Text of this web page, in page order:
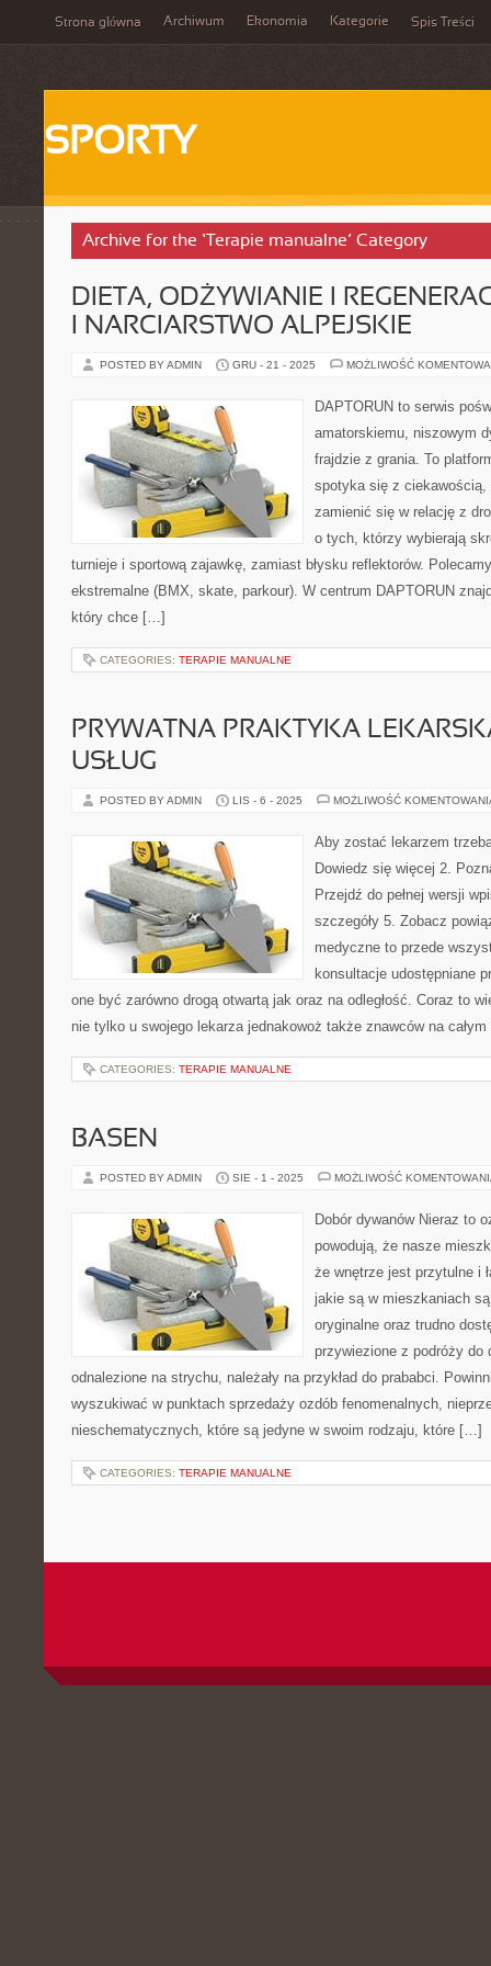
Strona główna Archiwum Ekonomia Kategorie Spis Treści
SPORTY
Archive for the ‘Terapie manualne’ Category
DIETA, ODŻYWIANIE I
I NARCIARSTWO ALPEJSKIE
POSTED BY ADMIN GRU - 21 - 2025 MOŻLIWOŚĆ
DAPTORUN to serwis
amatorskiemu, niszowym
frajdzie z grania. To
spotyka się z ciekawością,
zamienić się w relację z
o tych, którzy wybierają
turnieje i sportową zajawkę, zamiast błysku reflektorów.
ekstremalne (BMX, skate, parkour). W centrum DAPTORUN
który chce […]
CATEGORIES: TERAPIE MANUALNE
PRYWATNA PRAKTYKA
USŁUG
POSTED BY ADMIN LIS - 6 - 2025 MOŻLIWOŚĆ
Aby zostać lekarzem
Dowiedz się więcej 2.
Przejdź do pełnej wersji
szczegóły 5. Zobacz
medyczne to przede
konsultacje udostępniane
one być zarówno drogą otwartą jak oraz na odległość. Coraz to
nie tylko u swojego lekarza jednakowoż także znawców na
CATEGORIES: TERAPIE MANUALNE
BASEN
POSTED BY ADMIN SIE - 1 - 2025 MOŻLIWOŚĆ
Dobór dywanów Nieraz to
powodują, że nasze
że wnętrze jest przytulne i
jakie są w mieszkaniach
oryginalne oraz trudno
przywiezione z podróży do
odnalezione na strychu, należały na przykład do prababci.
wyszukiwać w punktach sprzedaży ozdób fenomenalnych,
nieschematycznych, które są jedyne w swoim rodzaju, które […]
CATEGORIES: TERAPIE MANUALNE